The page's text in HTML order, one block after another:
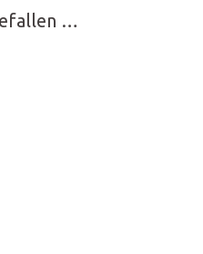
…